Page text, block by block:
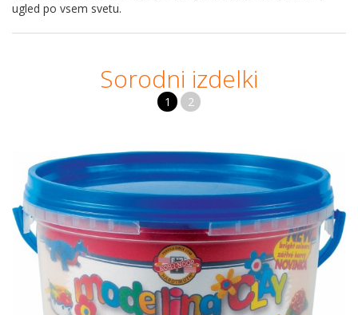
ugled po vsem svetu.
Sorodni izdelki
1 2